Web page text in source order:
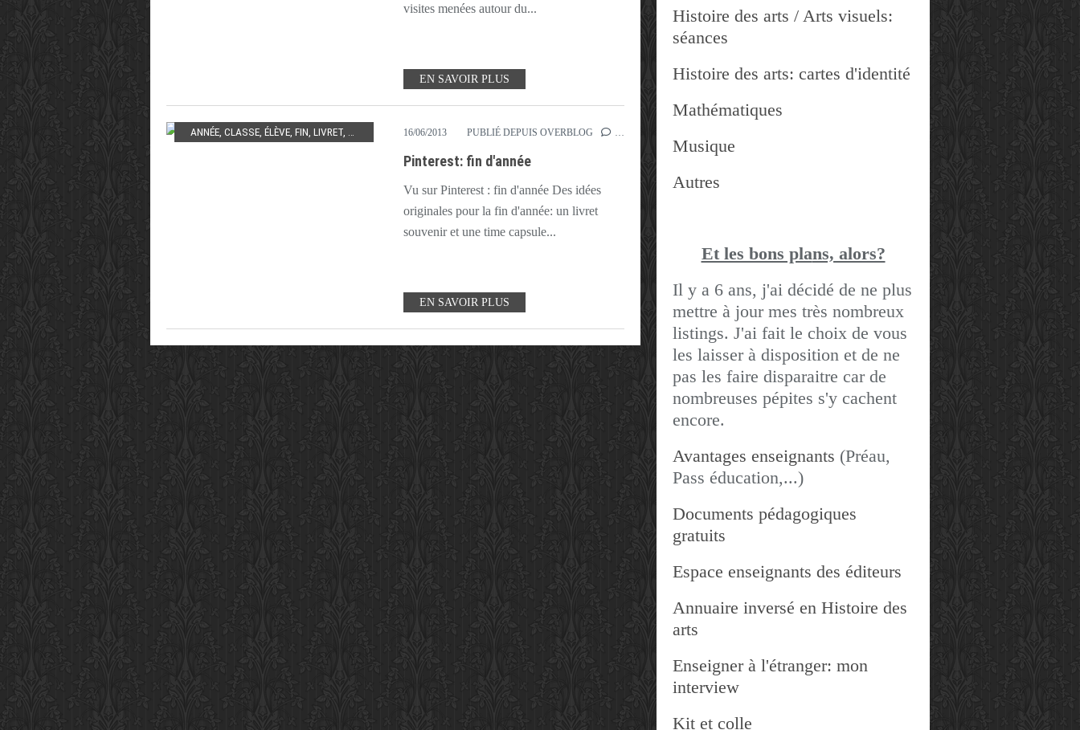
visites menées autour du...
EN SAVOIR PLUS
ANNÉE CLASSE ÉLÈVE FIN LIVRET TIME CAPSULE
16/06/2013 PUBLIÉ DEPUIS OVERBLOG
Pinterest: fin d'année
Vu sur Pinterest : fin d'année Des idées
originales pour la fin d'année: un livret
souvenir et une time capsule...
EN SAVOIR PLUS
Histoire des arts / Arts visuels:
séances
Histoire des arts: cartes d'identité
Mathématiques
Musique
Autres
Et les bons plans, alors?
Il y a 6 ans, j'ai décidé de ne plus
mettre à jour mes très nombreux
listings. J'ai fait le choix de vous
les laisser à disposition et de ne
pas les faire disparaitre car de
nombreuses pépites s'y cachent
encore.
Avantages enseignants (Préau,
Pass éducation,...)
Documents pédagogiques
gratuits
Espace enseignants des éditeurs
Annuaire inversé en Histoire des
arts
Enseigner à l'étranger: mon
interview
Kit et colle